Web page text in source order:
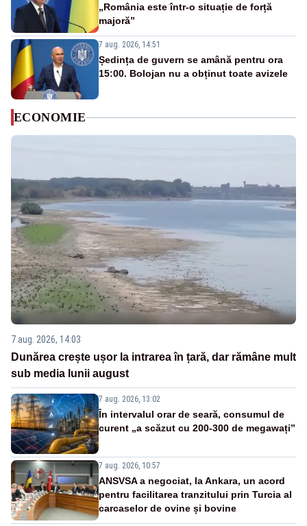
„România este într-o situație de forță
majoră”
7 aug. 2026, 14:51
Ședința de guvern se amână pentru ora
15:00. Bolojan nu a obținut toate avizele
ECONOMIE
7 aug. 2026, 14:03
Dunărea crește ușor la intrarea în țară, dar rămâne mult
sub media lunii august
7 aug. 2026, 13:02
În intervalul orar de seară, consumul de
curent „a scăzut cu 200-300 de megawați”
7 aug. 2026, 10:57
ANSVSA a negociat, la Ankara, un acord
pentru facilitarea tranzitului prin Turcia al
carcaselor de ovine și bovine